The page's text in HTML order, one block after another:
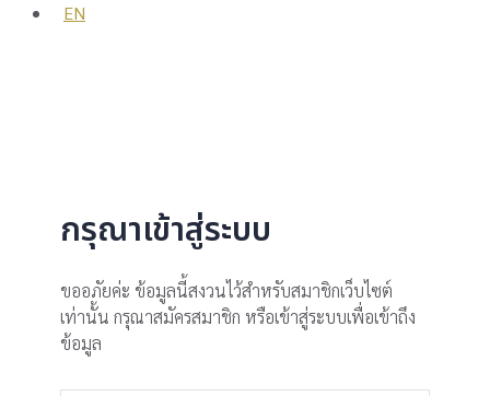
EN
กรุณาเข้าสู่ระบบ
ขออภัยค่ะ ข้อมูลนี้สงวนไว้สำหรับสมาชิกเว็บไซต์
เท่านั้น กรุณาสมัครสมาชิก หรือเข้าสู่ระบบเพื่อเข้าถึง
ข้อมูล